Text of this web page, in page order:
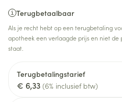
Terugbetaalbaar
Als je recht hebt op een terugbetaling
apotheek een verlaagde prijs en niet
staat.
Terugbetalingstarief
€ 6,33 (6% inclusief btw)